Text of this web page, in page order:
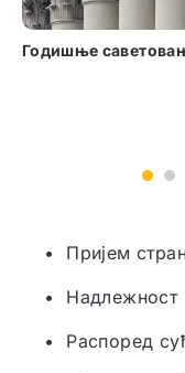
у Републици
• Пријем
• Надлежност
• Распоред